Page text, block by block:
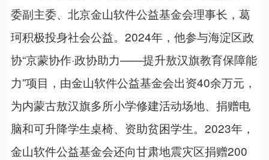
委副主委、北京金山软件公益基金会理事长，葛
珂积极投身社会公益。2024年，他参与海淀区政
协“京蒙协作·政协助力——提升敖汉旗教育保障能
力”项目，由金山软件公益基金会出资40余万元，
为内蒙古敖汉旗多所小学修建活动场地、捐赠电
脑和可升降学生桌椅、资助贫困学生。2023年，
金山软件公益基金会还向甘肃地震灾区捐赠200